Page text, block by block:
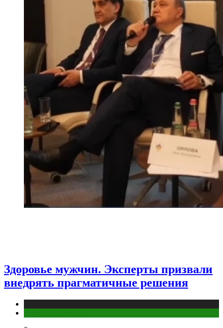
Здоровье мужчин. Эксперты призвали
внедрять прагматичные решения